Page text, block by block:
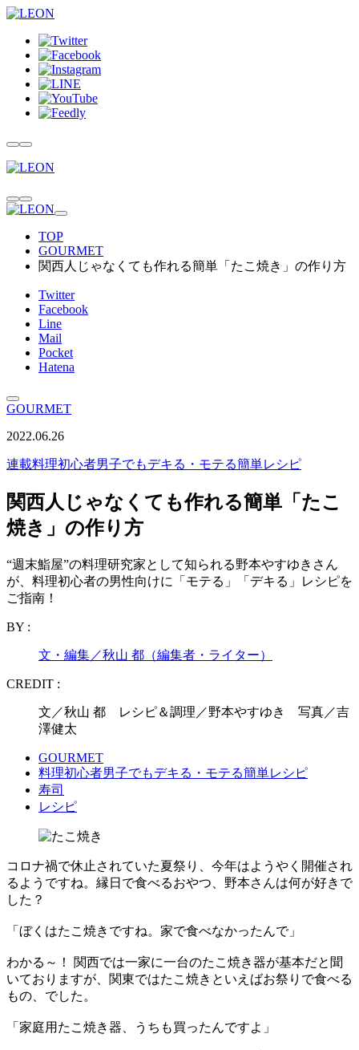
TOP
GOURMET
関西人じゃなくても作れる簡単「たこ焼き」の作り方
Twitter
Facebook
Line
Mail
Pocket
Hatena
GOURMET
2022.06.26
連載料理初心者男子でもデキる・モテる簡単レシピ
関西人じゃなくても作れる簡単「たこ
焼き」の作り方
“週末鮨屋”の料理研究家として知られる野本やすゆきさん
が、料理初心者の男性向けに「モテる」「デキる」レシピを
ご指南！
BY :
文・編集／秋山 都（編集者・ライター）
CREDIT :
文／秋山 都 レシピ＆調理／野本やすゆき 写真／吉
澤健太
GOURMET
料理初心者男子でもデキる・モテる簡単レシピ
寿司
レシピ
コロナ禍で休止されていた夏祭り、今年はようやく開催され
るようですね。縁日で食べるおやつ、野本さんは何が好きで
した？
「ぼくはたこ焼きですね。家で食べなかったんで」
わかる～！ 関西では一家に一台のたこ焼き器が基本だと聞
いておりますが、関東ではたこ焼きといえばお祭りで食べる
もの、でした。
「家庭用たこ焼き器、うちも買ったんですよ」